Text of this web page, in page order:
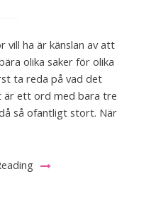
vill ha är känslan av att
olika saker för olika
ta reda på vad det
är ett ord med bara tre
så ofantligt stort. När